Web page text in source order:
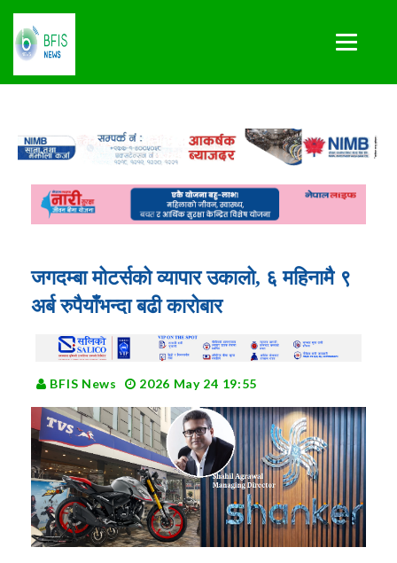
जगदम्बा मोटर्सको व्यापार उकालो, ६ महिनामै ९
अर्ब रुपैयाँभन्दा बढी कारोबार
BFIS News 2026 May 24 19:55